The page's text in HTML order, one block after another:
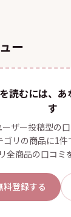
ー
読むには、
す
ザー投稿型の
ゴリの商品に1
全商品の口コミ
料登録する